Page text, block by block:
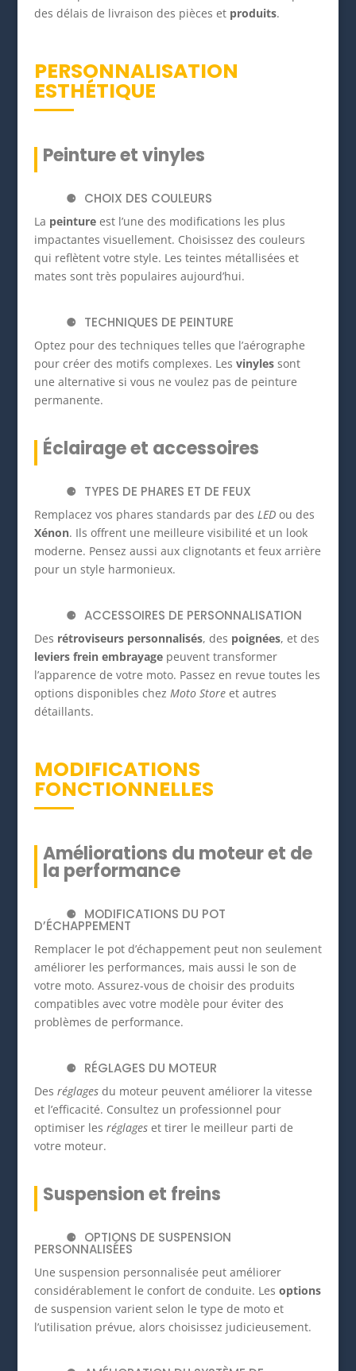
des délais de livraison des pièces et produits.
PERSONNALISATION
ESTHÉTIQUE
Peinture et vinyles
CHOIX DES COULEURS
La peintureest l’une des modifications les plus
impactantes visuellement. Choisissez des couleurs
qui reflètent votre style. Les teintes métallisées et
mates sont très populaires aujourd’hui.
TECHNIQUES DE PEINTURE
Optez pour des techniques telles que l’aérographe
pour créer des motifs complexes. Les vinylessont
une alternative si vous ne voulez pas de peinture
permanente.
Éclairage et accessoires
TYPES DE PHARES ET DE FEUX
Remplacez vos phares standards par des LEDou des
Xénon. Ils offrent une meilleure visibilité et un look
moderne. Pensez aussi aux clignotants et feux arrière
pour un style harmonieux.
ACCESSOIRES DE PERSONNALISATION
Des rétroviseurs personnalisés, des poignées, et des
leviers frein embrayagepeuvent transformer
l’apparence de votre moto. Passez en revue toutes les
options disponibles chez Moto Storeet autres
détaillants.
MODIFICATIONS
FONCTIONNELLES
Améliorations du moteur et de
la performance
MODIFICATIONS DU POT
D’ÉCHAPPEMENT
Remplacer le pot d’échappement peut non seulement
améliorer les performances, mais aussi le son de
votre moto. Assurez-vous de choisir des produits
compatibles avec votre modèle pour éviter des
problèmes de performance.
RÉGLAGES DU MOTEUR
Des réglagesdu moteur peuvent améliorer la vitesse
et l’efficacité. Consultez un professionnel pour
optimiser les réglageset tirer le meilleur parti de
votre moteur.
Suspension et freins
OPTIONS DE SUSPENSION
PERSONNALISÉES
Une suspension personnalisée peut améliorer
considérablement le confort de conduite. Les options
de suspension varient selon le type de moto et
l’utilisation prévue, alors choisissez judicieusement.